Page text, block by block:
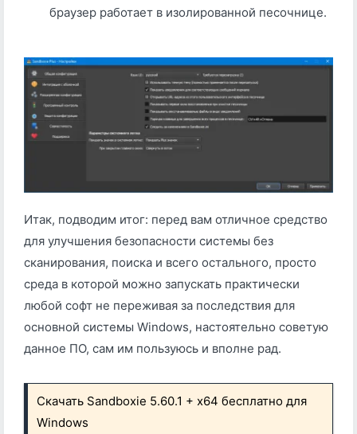
браузер работает в изолированной песочнице.
Итак, подводим итог: перед вам отличное средство
для улучшения безопасности системы без
сканирования, поиска и всего остального, просто
среда в которой можно запускать практически
любой софт не переживая за последствия для
основной системы Windows, настоятельно советую
данное ПО, сам им пользуюсь и вполне рад.
Скачать Sandboxie 5.60.1 + x64 бесплатно для
Windows